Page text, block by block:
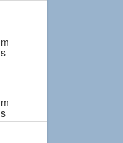
m
s
m
s